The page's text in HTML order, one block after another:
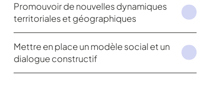
Promouvoir de nouvelles dynamiques
territoriales et géographiques
Mettre en place un modèle social et un
dialogue constructif